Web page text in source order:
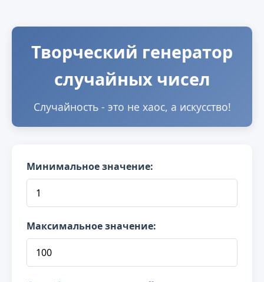
Творческий генератор
случайных чисел
Случайность - это не хаос, а искусство!
Минимальное значение:
Максимальное значение: